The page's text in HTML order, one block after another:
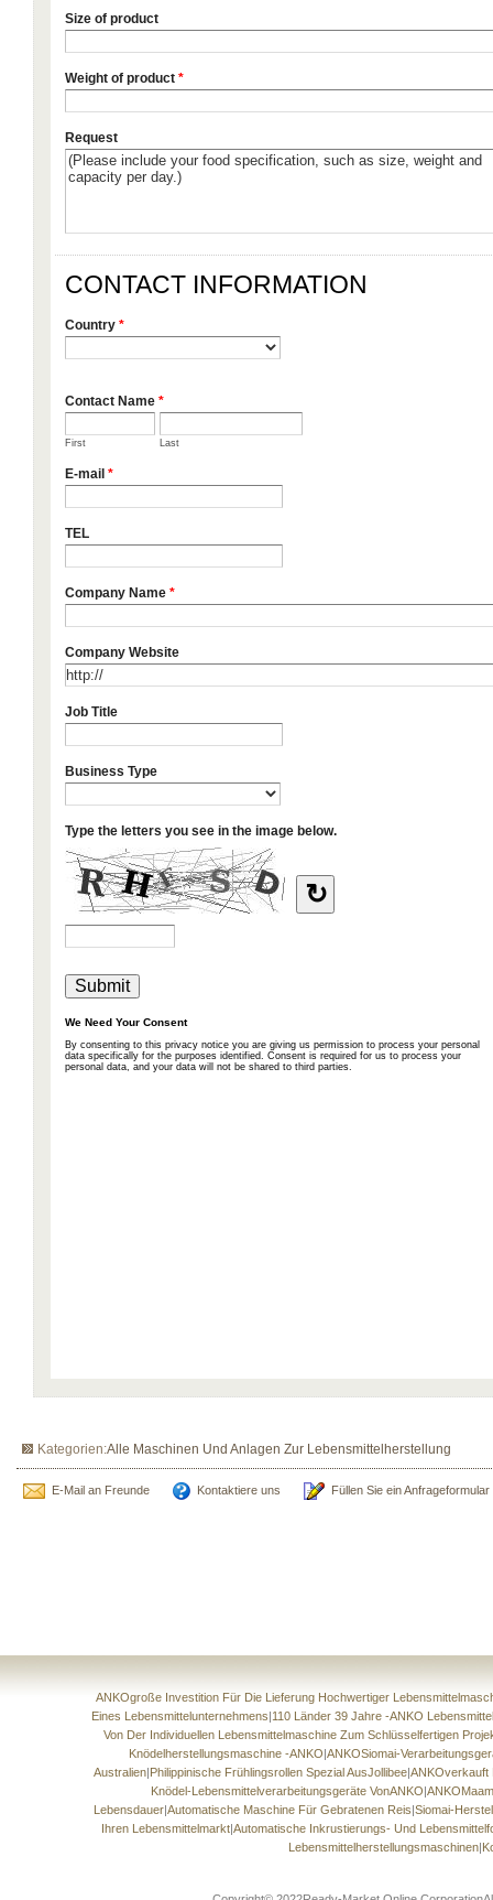
Kategorien:Alle Maschinen Und Anlagen Zur Lebensmittelherstellung
E-Mail an Freunde Kontaktiere uns Füllen Sie ein Anfrageformular
ANKOgroße Investition Für Die Lieferung Hochwertiger
Eines Lebensmittelunternehmens|110 Länder 39 Jahre -ANKO
Von Der Individuellen Lebensmittelmaschine Zum Schlüsselfertigen
Knödelherstellungsmaschine -ANKO|ANKOSiomai-
Australien|Philippinische Frühlingsrollen Spezial AusJollibee|ANKOverkauft
Knödel-Lebensmittelverarbeitungsgeräte VonANKO|
Lebensdauer|Automatische Maschine Für Gebratenen Reis|Siomai-
Ihren Lebensmittelmarkt|Automatische Inkrustierungs- Und
Lebensmittelherstellungsmaschinen|